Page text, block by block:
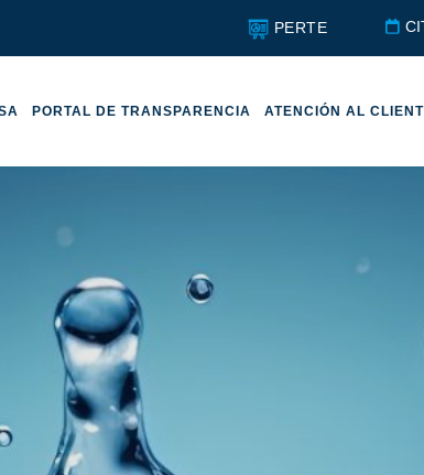
PERTE
PORTAL DE TRANSPARENCIA ATENCIÓN AL